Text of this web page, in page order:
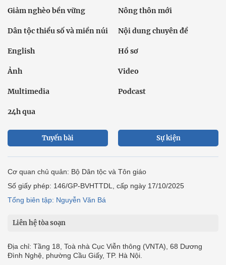
Giảm nghèo bền vững Nông thôn mới
Dân tộc thiểu số và miền núi Nội dung chuyên đề
English Hồ sơ
Ảnh Video
Multimedia Podcast
24h qua
Tuyến bài Sự kiện
Cơ quan chủ quản: Bộ Dân tộc và Tôn giáo
Số giấy phép: 146/GP-BVHTTDL, cấp ngày 17/10/2025
Tổng biên tập: Nguyễn Văn Bá
Liên hệ tòa soạn
Địa chỉ: Tầng 18, Toà nhà Cục Viễn thông (VNTA), 68 Dương
Đình Nghệ, phường Cầu Giấy, TP. Hà Nội.